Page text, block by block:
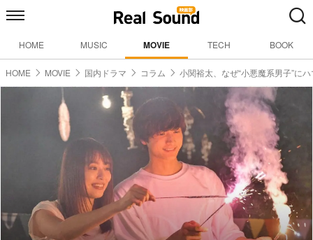
HOME MUSIC MOVIE TECH BOOK
HOME MOVIE 国内ドラマ コラム 小関裕太、なぜ“小悪魔系男子”に